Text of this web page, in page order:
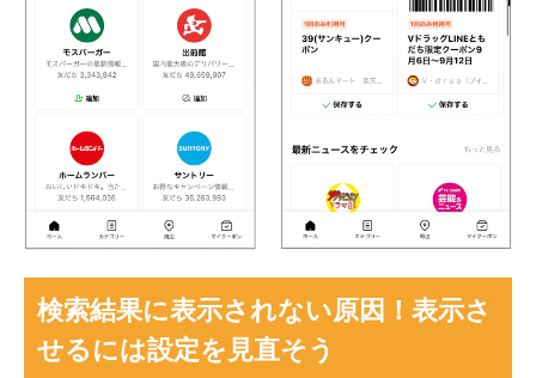
検索結果に表示されない原因！表示さ
せるには設定を見直そう